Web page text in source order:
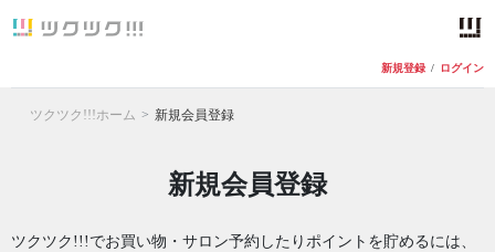
新規登録 / ログイン
ツクツク!!!ホーム 新規会員登録
新規会員登録
ツクツク!!!でお買い物・サロン予約したりポイントを貯めるには、